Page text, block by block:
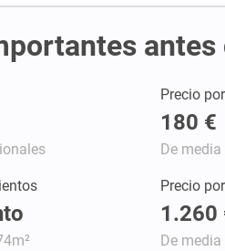
Precio
180 €
De media
Precio
1.260
De media